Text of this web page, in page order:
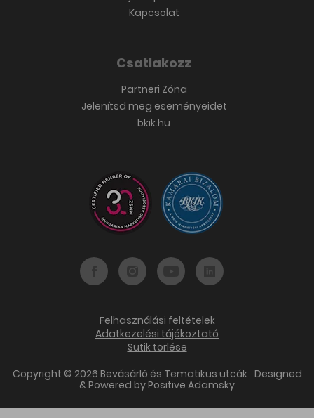
Kapcsolat
Csatlakozz
Partneri Zóna
Jelenítsd meg eseményeidet
bkik.hu
Felhasználási feltételek
Adatkezelési tájékoztató
Sütik törlése
Copyright © 2026 Bevásárló és Tematikus utcák Designed
& Powered byPositive Adamsky